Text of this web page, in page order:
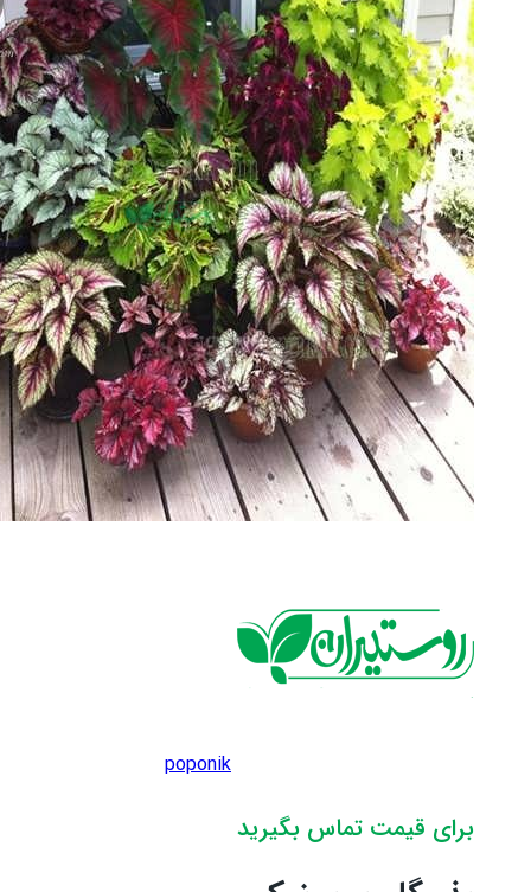
poponik
برای قیمت تماس بگیرید